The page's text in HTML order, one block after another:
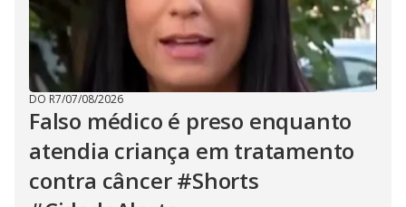
DO R7/07/08/2026
Falso médico é preso enquanto
atendia criança em tratamento
contra câncer #Shorts